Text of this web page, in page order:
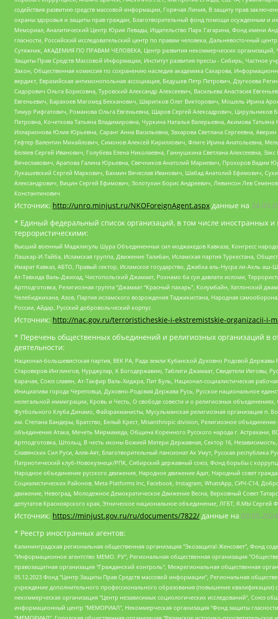
содействия развитию средств массовой информации, Горячая Линия, В защиту прав
охраны здоровья и защиты прав граждан, Благотворительный фонд помощи осужденным и
Мемориал, Аналитический Центр Юрия Левады, Издательство Парк Гагарина, Фонд имени
гласности, Российский исследовательский центр по правам человека, Дальневосточный
Сутяжник, АКАДЕМИЯ ПО ПРАВАМ ЧЕЛОВЕКА, Центр развития некоммерческих организаций,
Защиты Прав Средств Массовой Информации, Институт развития прессы - Сибирь, Частное
Закон, Общественная комиссия по сохранению наследия академика Сахарова,
вердикт, Евразийская антимонопольная ассоциация, Бедушев Петр Петрович, Дзугкоева
Сидорович Ольга Борисовна, Туровский Александр Алексеевич, Васильева Анастасия
Евгеньевич, Барахоев Магомед Бекханович, Шарипков Олег Викторович, Мошель Ирина
Тимур Рифгатович, Романова Ольга Евгеньевна, Щаров Сергей Алексадрович,
Петровна, Кочеткова Татьяна Владимировна, Чуркина Наталья Валерьевна, Акимова
Илларионова Юлия Юрьевна, Саранг Анна Васильевна, Захарова Светлана Сергеевна,
Гефтер Валентин Михайлович, Симонов Алексей Кириллович, Флиге Ирина Анатольевна,
Беляев Сергей Иванович, Голубева Елена Николаевна, Ганнушкина Светлана Алексеевна,
Вячеславович, Арапова Галина Юрьевна, Свечников Анатолий Мариевич, Прохоров Вадим
Лукашевский Сергей Маркович, Бахмин Вячеслав Иванович, Шабад Анатолий Ефимович,
Александрович, Вицин Сергей Ефимович, Золотухин Борис Андреевич, Левинсон Лев
Константинович
Источник: http://unro.minjust.ru/NKOForeignAgent.aspx данные на
* Единый федеральный список организаций, в том числе иностранных
террористическими:
Высший военный Маджлисуль Шура Объединенных сил моджахедов Кавказа, Конгресс
Лашкар-И-Тайба, Исламская группа, Движение Талибан, Исламская партия Туркестана,
Имарат Кавказ, АБТО, Правый сектор, Исламское государство, Джабха аль-Нусра ли-Ахль
Ат-Тавхида Валь-Джихад, Чистопольский Джамаат, Рохнамо ба суи давлати исломи,
Артподготовка, Религиозная группа “Джамаат “Красный пахарь”, Колумбайн, Хатлонский
Челебиджихана, Азов, Партия исламского возрождения Таджикистана, Народная
России, Айдар, Русский добровольческий корпус
Источник: http://nac.gov.ru/terroristicheskie-i-ekstremistskie-organizacii-i-
* Перечень общественных объединений и религиозных организаций в
деятельности:
Национал-большевистская партия, ВЕК РА, Рада земли Кубанской Духовно Родовой
Староверов-Инглингов, Нурджулар, К Богодержавию, Таблиги Джамаат, Свидетели Иеговы,
Карачая, Союз славян, Ат-Такфир Валь-Хиджра, Пит Буль, Национал-социалистическая
Инициатива города Череповца, Духовно-Родовая Держава Русь, Русское национальное
нелегальной иммиграции, Кровь и Честь, О свободе совести и о религиозных
Футбольного Клуба Динамо, Файзрахманисты, Мусульманская религиозная организация п.
им. Степана Бандеры, Братство, Белый Крест, Misanthropic division, Религиозное
объединение Атака, Мечеть Мирмамеда, Община Коренного Русского народа г. Астрахани,
Артподготовка, Штольц, В честь иконы Божией Матери Державная, Сектор 16,
Славянских Сил Руси, Алля-Аят, Благотворительный пансионат Ак Умут, Русская
Патриотический клуб-Новокузнецк/РПК, Сибирский державный союз, Фонд борьбы с
Народное объединение русского движения, Народное движение Адат, Народный совет
Социалистических Районов, Meta Platforms Inc, Facebook, Instagram, WhatsApp, СИЧ-С14,
движение, Невоград, Молодежное Демократическое Движение Весна, Верховный Совет
депутатов Красноярского края, Этническое национальное объединение, ЛГБТ, Я.МЫ Сергей
Источник: https://minjust.gov.ru/ru/documents/7822/ данные на 03.05.2024
* Реестр иностранных агентов:
Калининградская региональная общественная организация "Экозащита!-Женсовет", Фонд содействия защите прав и свобод граждан "Общественный вердикт", Фонд "Институт Развития Свободы Информации", Частное учреждение "Информационное агентство МЕМО. РУ", Региональная общественная организация "Общественная комиссия по сохранению наследия академика Сахарова", Фонд поддержки свободы прессы, Санкт-Петербургская общественная правозащитная организация "Гражданский контроль", Межрегиональная общественная организация "Информационно-просветительский центр "Мемориал", Региональный Фонд "Центр Защиты Прав Средств Массовой Информации", с 05.12.2023 Фонд "Центр Защиты Прав Средств массовой информации", Региональная общественная благотворительная организация помощи беженцам и мигрантам "Гражданское содействие", Негосударственное образовательное учреждение дополнительного профессионального образования (повышение квалификации) специалистов "АКАДЕМИЯ ПО ПРАВАМ ЧЕЛОВЕКА", Свердловская региональная общественная организация "Сутяжник", Автономная некоммерческая организация "Центр независимых социологических исследований", Союз общественных объединений "Российский исследовательский центр по правам человека", Региональное общественное учреждение научно-информационный центр "МЕМОРИАЛ", Некоммерческая организация "Фонд защиты гласности", Автономная некоммерческая организация "Институт прав человека", Городская общественная организация "Екатеринбургское общество "МЕМОРИАЛ", Городская общественная организация "Рязанское историко-просветительское и правозащитное общество "Мемориал" (Рязанский Мемориал), Челябинский региональный орган общественной самодеятельности – женское общественное объединение "Женщины Евразии", Челябинский региональный орган общественной самодеятельности "Уральская правозащитная группа", Фонд содействия защите здоровья и социальной справедливости имени Андрея Рылькова, Автономная Некоммерческая Организация "Аналитический Центр Юрия Левады", Автономная некоммерческая организация социальной поддержки населения "Проект Апрель", Региональная общественная организация помощи женщинам и детям, находящимся в кризисной ситуации "Информационно-методический центр "Анна", Фонд содействия развитию массовых коммуникаций и правовому просвещению "Так-так-Так", Фонд содействия устойчивому развитию "Серебряная тайга", Свердловский региональный общественный фонд социальных проектов "Новое время", "Idel.Реалии", Кавказ.Реалии, Крым.Реалии, Телеканал Настоящее Время, Татаро-башкирская служба Радио Свобода (Azatliq Radiosi), Радио Свободная Европа/Радио Свобода (PCE/PC), "Сибирь.Реалии", "Фактограф", Благотворительный фонд помощи осужденным и их семьям, Автономная некоммерческая организация "Институт глобализации и социальных движений", Фонд "В защиту прав заключенных", Частное учреждение "Центр поддержки и содействия развитию средств массовой информации", Пензенский региональный общественный благотворительный фонд "Гражданский союз", "Север.Реалии", Некоммерческая организация Фонд "Правовая инициатива", Общество с ограниченной ответственностью "Радио Свободная Европа/Радио Свобода", Чешское информационное агентство "MEDIUM-ORIENT", Красноярская региональная общественная организация "Мы против СПИДа", Камалягин Денис Николаевич, Маркелов Сергей Евгеньевич, Пономарев Лев Александрович, Савицкая Людмила Алексеевна, Автономная некоммерческая организация "Центр по работе с проблемой насилия "НАСИЛИЮ.НЕТ", Межрегиональный профессиональный союз работников здравоохранения "Альянс врачей", Юридическое лицо, зарегистрированное в Латвийской Республике, SIA "Medusa Project" (регистрационный номер 40103797863, дата регистрации 10.06.2014), Некоммерческая организация "Фонд по борьбе с коррупцией", Автономная некоммерческая организация "Институт права и публичной политики", Баданин Роман Сергеевич, Гликин Максим Александрович, Железнова Мария Михайловна, Лукьянова Юлия Сергеевна, Маетная Елизавета Витальевна, Маняхин Петр Борисович, Чуракова Ольга